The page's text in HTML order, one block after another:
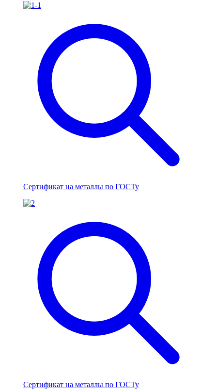
Сертификат на металлы по ГОСТу
Сертификат на металлы по ГОСТу